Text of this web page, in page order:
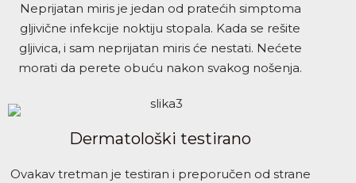
Neprijatan miris je jedan od pratećih simptoma
gljivične infekcije noktiju stopala. Kada se rešite
gljivica, i sam neprijatan miris će nestati. Nećete
morati da perete obuću nakon svakog nošenja.
Dermatološki testirano
Ovakav tretman je testiran i preporučen od strane